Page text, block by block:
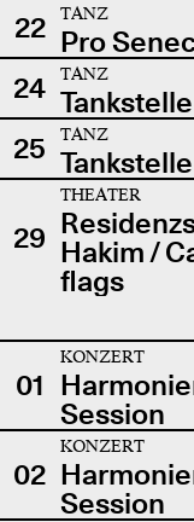
22
TANZ
Pro
24
TANZ
25
TANZ
29
THEATER
Hakim /
flags
01
KONZERT
Session
02
KONZERT
Session